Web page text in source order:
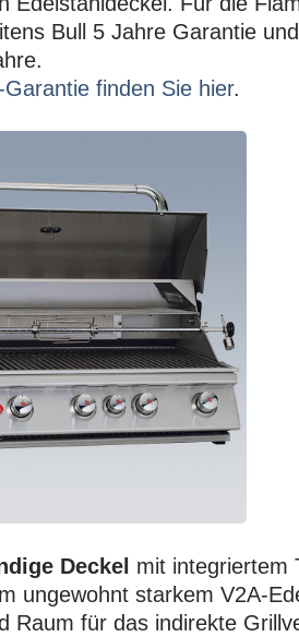
Bull 5 Jahre Garantie
finden Sie hier.
Deckel mit integriertem
ungewohnt starkem V2A-
Raum für das indirekte